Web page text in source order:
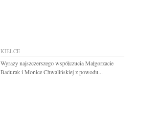
KIELCE
Wyrazy najszczerszego współczucia Małgorzacie
Badurak i Monice Chwalińskiej z powodu...